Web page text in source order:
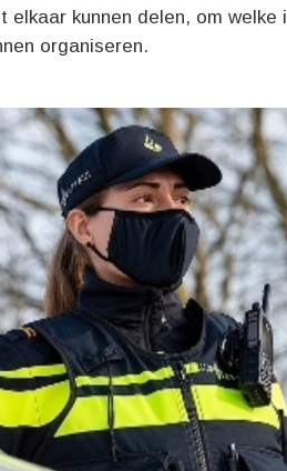
elkaar kunnen delen, om
organiseren.